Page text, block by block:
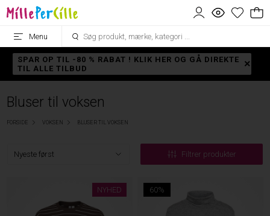
Menu
SPAR OP TIL -80 % RABAT ! KLIK HER OG GÅ DIREKTE
TIL ALLE TILBUD
Bluser til voksen
FORSIDE VOKSEN BLUSER TIL VOKSEN
Filtrer produkter
NYHED 60%